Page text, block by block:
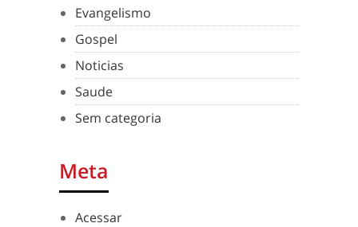
Evangelismo
Gospel
Noticias
Saude
Sem categoria
Meta
Acessar